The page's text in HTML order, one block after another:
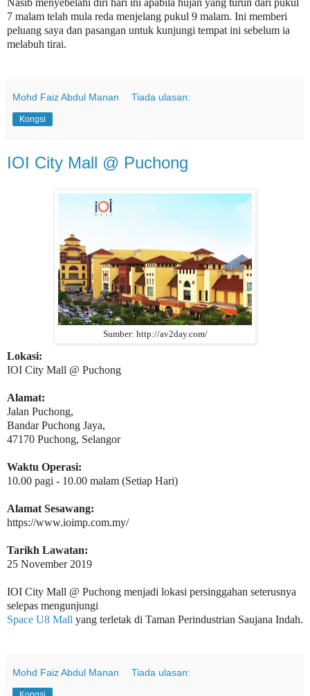
Nasib menyebelahi diri hari ini apabila hujan yang turun dari pukul
7 malam telah mula reda menjelang pukul 9 malam. Ini memberi
peluang saya dan pasangan untuk kunjungi tempat ini sebelum ia
melabuh tirai.
Mohd Faiz Abdul Manan Tiada ulasan:
Kongsi
IOI City Mall @ Puchong
Sumber: http://av2day.com/
Lokasi:
IOI City Mall @ Puchong
Alamat:
Jalan Puchong,
Bandar Puchong Jaya,
47170 Puchong, Selangor
Waktu Operasi:
10.00 pagi - 10.00 malam (Setiap Hari)
Alamat Sesawang:
https://www.ioimp.com.my/
Tarikh Lawatan:
25 November 2019
IOI City Mall @ Puchong menjadi lokasi persinggahan seterusnya
selepas mengunjungi
Space U8 Mall yang terletak di Taman Perindustrian Saujana Indah.
Mohd Faiz Abdul Manan Tiada ulasan: